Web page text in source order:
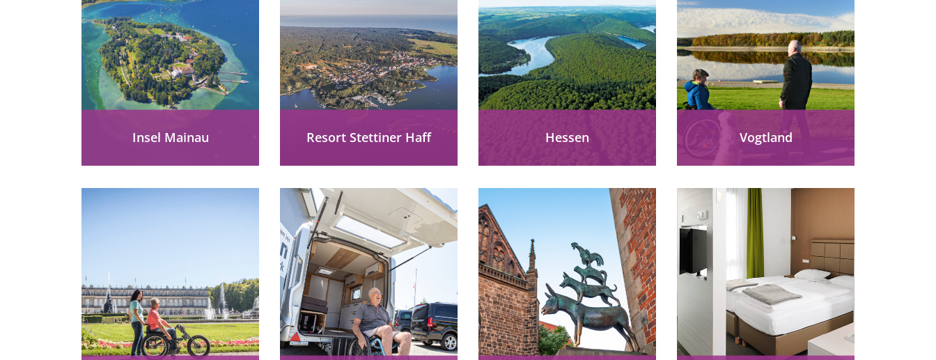
Insel Mainau
erleben: Blumeninsel im
Bodensee mit ebenerdigen
mehr erfahren
Resort Stettiner Haff
einzigartig – mit all seiner
Natur, seinen Dörfern und
natürlich seinen Bewohnern.
mehr erfahren
Hessen
entdecken: Frankfurt,
Taunus, Rhön und
Nationalpark Kellerwald-
Edersee – Natur, Kultur und
zertifizierte Reiseangebote
für alle.
mehr erfahren
Vogtland
Reihe von einzigartigen
Phänomenen für Sie bereit.
Ob Naturerlebnisse,
kulturelle Besonderheiten
oder spektakuläre
Architektur die Sie...
mehr erfahren